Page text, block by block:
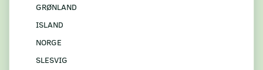
GRØNLAND
ISLAND
NORGE
SLESVIG